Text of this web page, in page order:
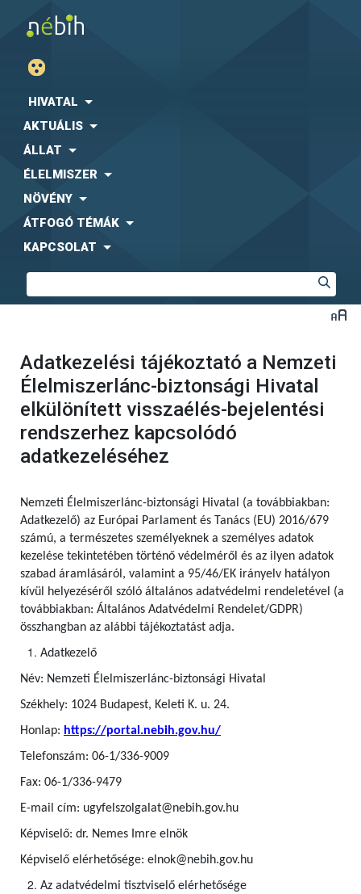
HIVATAL
AKTUÁLIS
ÁLLAT
ÉLELMISZER
NÖVÉNY
ÁTFOGÓ TÉMÁK
KAPCSOLAT
Adatkezelési tájékoztató a Nemzeti
Élelmiszerlánc-biztonsági Hivatal
elkülönített visszaélés-bejelentési
rendszerhez kapcsolódó
adatkezeléséhez
Nemzeti Élelmiszerlánc-biztonsági Hivatal (a továbbiakban:
Adatkezelő) az Európai Parlament és Tanács (EU) 2016/679
számú, a természetes személyeknek a személyes adatok
kezelése tekintetében történő védelméről és az ilyen adatok
szabad áramlásáról, valamint a 95/46/EK irányelv hatályon
kívül helyezéséről szóló általános adatvédelmi rendeletével (a
továbbiakban: Általános Adatvédelmi Rendelet/GDPR)
összhangban az alábbi tájékoztatást adja.
Adatkezelő
Név: Nemzeti Élelmiszerlánc-biztonsági Hivatal
Székhely: 1024 Budapest, Keleti K. u. 24.
Honlap: https://portal.nebih.gov.hu/
Telefonszám: 06-1/336-9009
Fax: 06-1/336-9479
E-mail cím: ugyfelszolgalat@nebih.gov.hu
Képviselő: dr. Nemes Imre elnök
Képviselő elérhetősége: elnok@nebih.gov.hu
Az adatvédelmi tisztviselő elérhetősége